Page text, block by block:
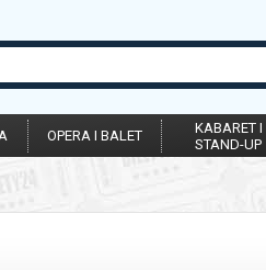
OPERA I BALET
KABARET I
STAND-UP